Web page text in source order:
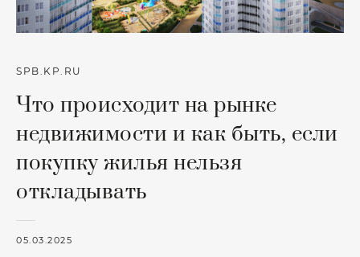
SPB.KP.RU
Что происходит на рынке
недвижимости и как быть, если
покупку жилья нельзя
откладывать
05.03.2025